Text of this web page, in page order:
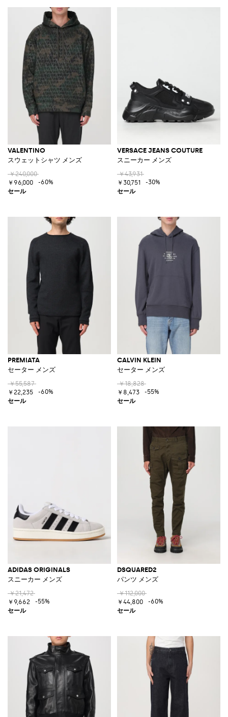
VALENTINO
スウェットシャツ メンズ
￥240,000
￥96,000
-60%
VERSACE JEANS COUTURE
スニーカー メンズ
￥43,931
￥30,751
-30%
PREMIATA
セーター メンズ
￥55,587
￥22,235
-60%
CALVIN KLEIN
セーター メンズ
￥18,828
￥8,473
-55%
ADIDAS ORIGINALS
スニーカー メンズ
￥21,472
￥9,662
-55%
DSQUARED2
パンツ メンズ
￥112,000
￥44,800
-60%